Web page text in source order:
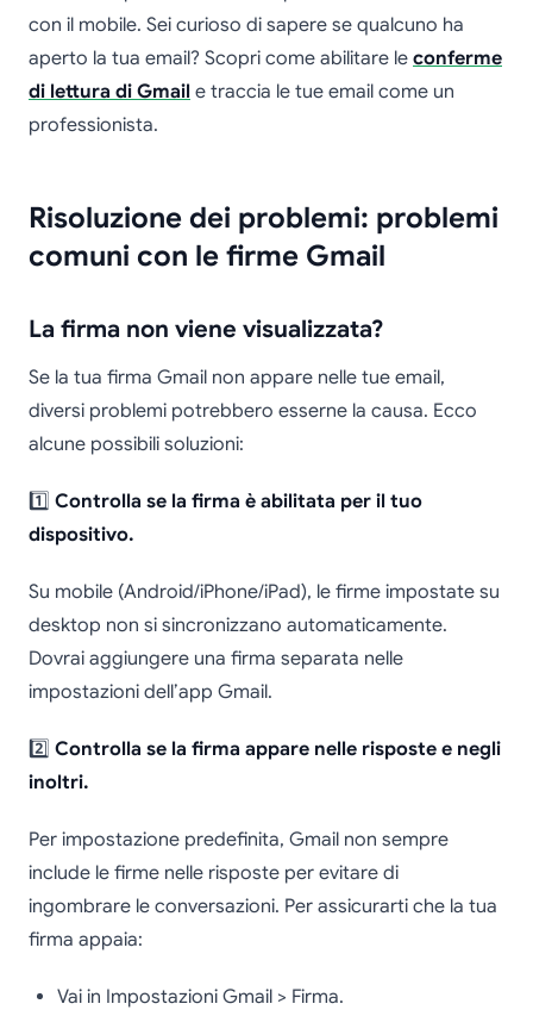
con il mobile. Sei curioso di sapere se qualcuno ha
aperto la tua email? Scopri come abilitare le conferme
di lettura di Gmail e traccia le tue email come un
professionista.
Risoluzione dei problemi: problemi
comuni con le firme Gmail
La firma non viene visualizzata?
Se la tua firma Gmail non appare nelle tue email,
diversi problemi potrebbero esserne la causa. Ecco
alcune possibili soluzioni:
1️⃣ Controlla se la firma è abilitata per il tuo
dispositivo.
Su mobile (Android/iPhone/iPad), le firme impostate su
desktop non si sincronizzano automaticamente.
Dovrai aggiungere una firma separata nelle
impostazioni dell’app Gmail.
2️⃣ Controlla se la firma appare nelle risposte e negli
inoltri.
Per impostazione predefinita, Gmail non sempre
include le firme nelle risposte per evitare di
ingombrare le conversazioni. Per assicurarti che la tua
firma appaia:
Vai in Impostazioni Gmail > Firma.